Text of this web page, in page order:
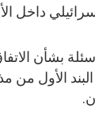
داخل
بشأن
الأول من